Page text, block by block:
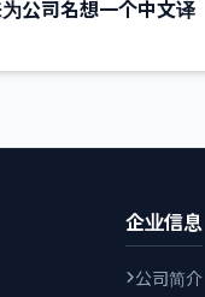
公司名想一个中文译
企业信息
公司简介